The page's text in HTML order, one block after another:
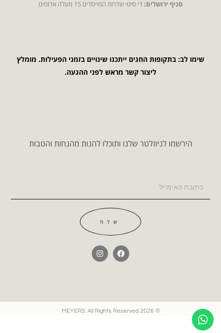
סניף ירושלים:די סיטי שדרות המייסדים 15 מעלה אדומים
שימו לב: בתקופות החגים ייתכנו שינויים בזמני הפעילות. מומלץ
ליצור קשר מראש לפני ההגעה.
הירשמו לניוזלטר שלנו ותוכלו להנות מהנחות והטבות
שלח
© 2026 MEYERS. All Rights Reserved